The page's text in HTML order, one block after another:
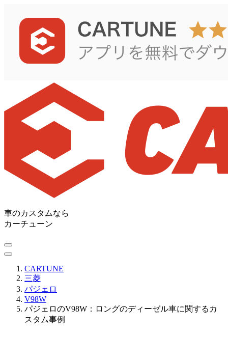
車のカスタムなら
カーチューン
CARTUNE
三菱
パジェロ
V98W
パジェロのV98W：ロングのディーゼル車に関するカ
スタム事例